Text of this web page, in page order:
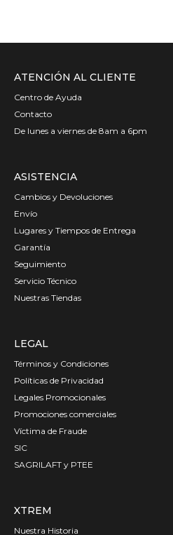
ATENCIÓN AL CLIENTE
Centro de Ayuda
Contacto
De lunes a viernes de 8am a 6pm
ASISTENCIA
Cambios y Devoluciones
Envío
Lugares y Tiempos de Entrega
Garantía
Seguimiento
Servicio Técnico
Nuestras Tiendas
LEGAL
Términos y Condiciones
Políticas de Privacidad
Legales Promocionales
Promociones comerciales
Víctima de Fraude
SIC
SAGRILAFT y PTEE
XTREM
Nuestra Historia